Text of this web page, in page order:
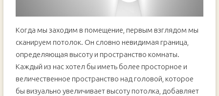
ВИЗУАЛЬНОМУ ИЗМЕНЕНИЮ. ЧТО УМЕНЬШАЕТ
Когда мы заходим в помещение, первым взглядом мы
сканируем потолок. Он словно невидимая граница,
определяющая высоту и пространство комнаты.
Каждый из нас хотел бы иметь более просторное и
величественное пространство над головой, которое
бы визуально увеличивает высоту потолка, добавляет